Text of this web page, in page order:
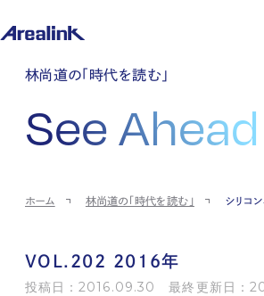
企業情報
企業理念
会社概要
コーポレートガバナンス
ストレージ事業
パートナー制度
土地権利整備事業
IR情報
IRカレンダー
IRポリシー
ストレージ室数実績
ニュース
商品情報
先輩社員インタビュー
中途採用
林尚道の「時代を読む」
See Ahead
ホーム 林尚道の「時代を読む」 シリコ
VOL.202 2016年
投稿日：2016.09.30 最終更新日：